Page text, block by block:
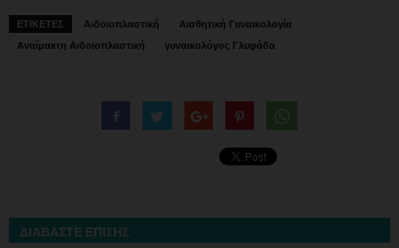
ΕΤΙΚΕΤΕΣ Αιδοιοπλαστική
Αισθητική Γυναικολογία
Αναίμακτη Αιδοιοπλαστική
γυναικολόγος Γλυφάδα
ΔΙΑΒΑΣΤΕ ΕΠΙΣΗΣ